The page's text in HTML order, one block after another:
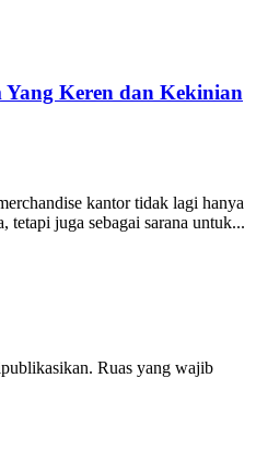
Keren dan Kekinian
kantor tidak lagi hanya
tetapi juga sebagai sarana untuk...
Ruas yang wajib